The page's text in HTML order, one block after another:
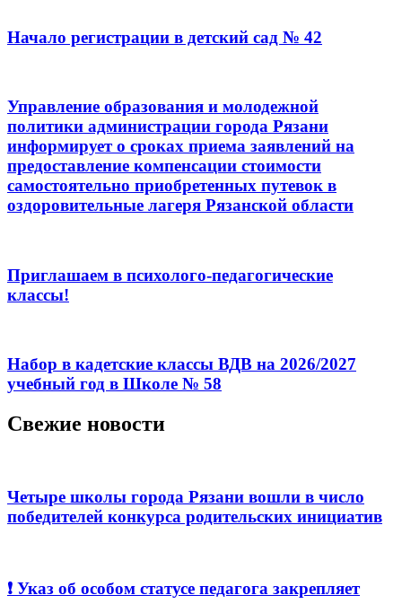
Начало регистрации в детский сад № 42
Управление образования и молодежной
политики администрации города Рязани
информирует о сроках приема заявлений на
предоставление компенсации стоимости
самостоятельно приобретенных путевок в
оздоровительные лагеря Рязанской области
Приглашаем в психолого-педагогические
классы!
Набор в кадетские классы ВДВ на 2026/2027
учебный год в Школе № 58
Свежие новости
Четыре школы города Рязани вошли в число
победителей конкурса родительских инициатив
❗️ Указ об особом статусе педагога закрепляет